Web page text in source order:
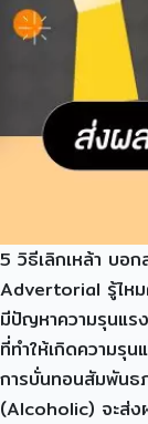
5 วิธีเลิกเหล้า บอ
Advertorial รู้ไหม
มีปัญหาความรุนแร
ที่ทำให้เกิดความรุ
การบั่นทอนสัมพันธ
(Alcoholic) จะส่ง